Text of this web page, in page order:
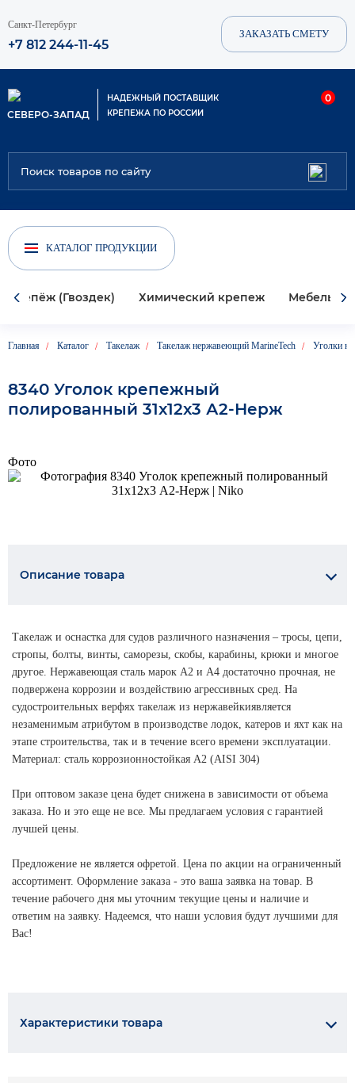
Санкт-Петербург
+7 812 244-11-45
ЗАКАЗАТЬ СМЕТУ
СЕВЕРО-ЗАПАД
НАДЕЖНЫЙ ПОСТАВЩИК
КРЕПЕЖА ПО РОССИИ
0
КАТАЛОГ ПРОДУКЦИИ
крепёж (Гвоздек) Химический крепеж
Главная Каталог Такелаж Такелаж нержавеющий MarineTech Уголки
8340 Уголок крепежный
полированный 31x12x3 А2-Нерж
Фото
Описание товара
Такелаж и оснастка для судов различного назначения – тросы, цепи,
стропы, болты, винты, саморезы, скобы, карабины, крюки и многое
другое. Нержавеющая сталь марок А2 и А4 достаточно прочная, не
подвержена коррозии и воздействию агрессивных сред. На
судостроительных верфях такелаж из нержавейкиявляется
незаменимым атрибутом в производстве лодок, катеров и яхт как на
этапе строительства, так и в течение всего времени эксплуатации.
Материал: сталь коррозионностойкая А2 (AISI 304)
При оптовом заказе цена будет снижена в зависимости от объема
заказа. Но и это еще не все. Мы предлагаем условия с гарантией
лучшей цены.
Предложение не является офретой. Цена по акции на ограниченный
ассортимент. Оформление заказа - это ваша заявка на товар. В
течение рабочего дня мы уточним текущие цены и наличие и
ответим на заявку. Надеемся, что наши условия будут лучшими для
Вас!
Характеристики товара